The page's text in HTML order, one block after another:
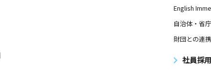
English
自治体・省
財団との連携
社員採用